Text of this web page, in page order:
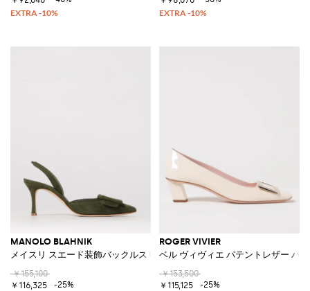
MANOLO BLAHNIK
メイスリ スエード装飾バックルスリングバック
￥155,100
￥116,325
-25%
ROGER VIVIER
ベル ヴィヴィエ パテントレザー パ
￥153,500
￥115,125
-25%